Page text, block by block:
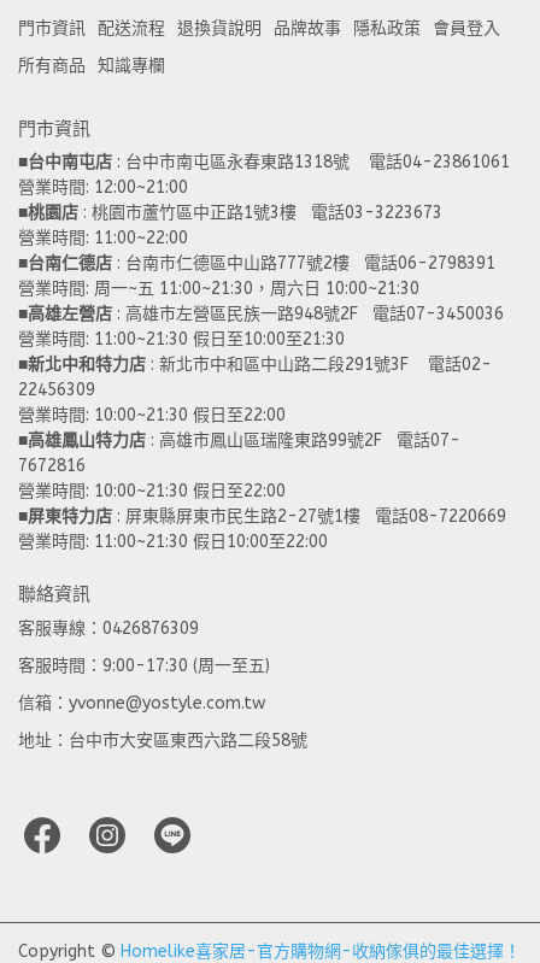
門市資訊 配送流程 退換貨說明 品牌故事 隱私政策
會員登入
所有商品
知識專欄
門市資訊
■台中南屯店 : 台中市南屯區永春東路1318號    電話04-23861061
營業時間: 12:00~21:00
■桃園店 : 桃園市蘆竹區中正路1號3樓   電話03-3223673
營業時間: 11:00~22:00
■台南仁德店 : 台南市仁德區中山路777號2樓   電話06-2798391
營業時間: 周一~五 11:00~21:30，周六日 10:00~21:30
■高雄左營店 : 高雄市左營區民族一路948號2F   電話07-3450036
營業時間: 11:00~21:30 假日至10:00至21:30
■新北中和特力店 : 新北市中和區中山路二段291號3F    電話02-
22456309
營業時間: 10:00~21:30 假日至22:00
■高雄鳳山特力店 : 高雄市鳳山區瑞隆東路99號2F   電話07-
7672816
營業時間: 10:00~21:30 假日至22:00
■屏東特力店 : 屏東縣屏東市民生路2-27號1樓   電話08-7220669
營業時間: 11:00~21:30 假日10:00至22:00
聯絡資訊
客服專線：0426876309
客服時間：9:00-17:30 (周一至五)
信箱：yvonne@yostyle.com.tw
地址：台中市大安區東西六路二段58號
Copyright © Homelike喜家居-官方購物網-收納傢俱的最佳選擇！